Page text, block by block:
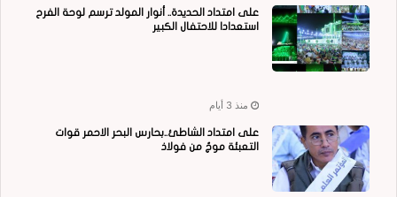
على امتداد الحديدة.. أنوار المولد ترسم لوحة الفرح
استعدادا للاحتفال الكبير
منذ 3 أيام
على امتداد الشاطئ..بحارس البحر الاحمر قوات
التعبئة موجٌ من فولاذ